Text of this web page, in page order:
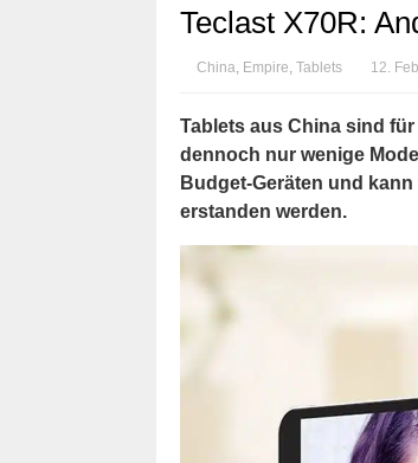
Teclast X70R:
China, Empire, Tablets 12.
Tablets aus China sind
dennoch nur wenige
Budget-Geräten und
erstanden werden.